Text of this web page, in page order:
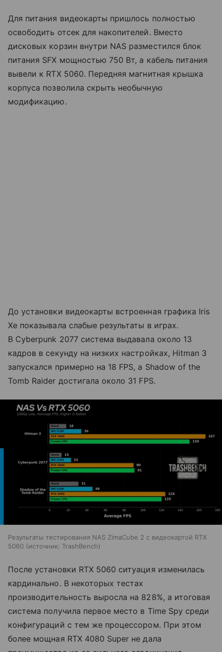
Для питания видеокарты пришлось полностью
освободить отсек для накопителей. Вместо
дисковых корзин внутри NAS разместился блок
питания SFX мощностью 750 Вт, а кабель питания
вывели к RTX 5060. Передняя магнитная крышка
корпуса позволила скрыть необычную
модификацию.
До установки видеокарты встроенная графика Iris
Xe показывала слабые результаты в играх.
В Cyberpunk 2077 система выдавала около 13
кадров в секунду на низких настройках, Hitman 3
запускался примерно на 18 FPS, а Shadow of the
Tomb Raider достигала около 31 FPS.
Результаты тестирования NAS ZimaCube 2 с видеокартой RTX
5060
источник: TrashBench
После установки RTX 5060 ситуация изменилась
кардинально. В некоторых тестах
производительность выросла на 828%, а итоговая
система получила первое место в Time Spy среди
конфигураций с тем же процессором. При этом
более мощная RTX 4080 Super не дала